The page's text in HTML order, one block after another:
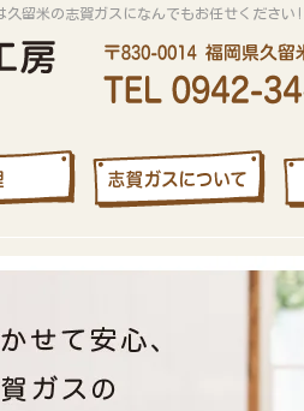
留米の志賀ガスになんでもお任せください!!